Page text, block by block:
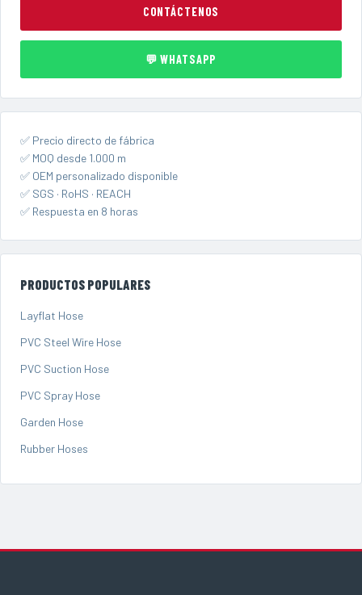
CONTÁCTENOS
💬 WHATSAPP
✅ Precio directo de fábrica
✅ MOQ desde 1.000 m
✅ OEM personalizado disponible
✅ SGS · RoHS · REACH
✅ Respuesta en 8 horas
PRODUCTOS POPULARES
Layflat Hose
PVC Steel Wire Hose
PVC Suction Hose
PVC Spray Hose
Garden Hose
Rubber Hoses